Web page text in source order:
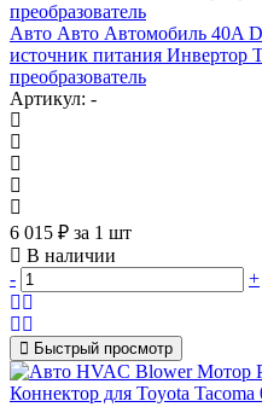
Авто Авто Автомобиль 40A
источник питания Инвертор
преобразователь
Артикул: -
6 015 ₽ за 1 шт
В наличии
-
+
Быстрый просмотр